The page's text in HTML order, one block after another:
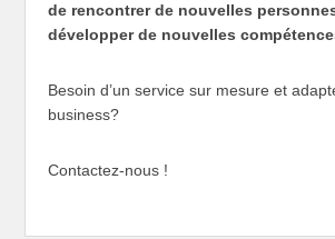
de rencontrer de nouvelles
développer de nouvelles
Besoin d’un service sur mesure et
business?
Contactez-nous !